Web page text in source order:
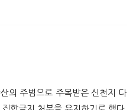
의 주범으로 주목받은 신천지 다